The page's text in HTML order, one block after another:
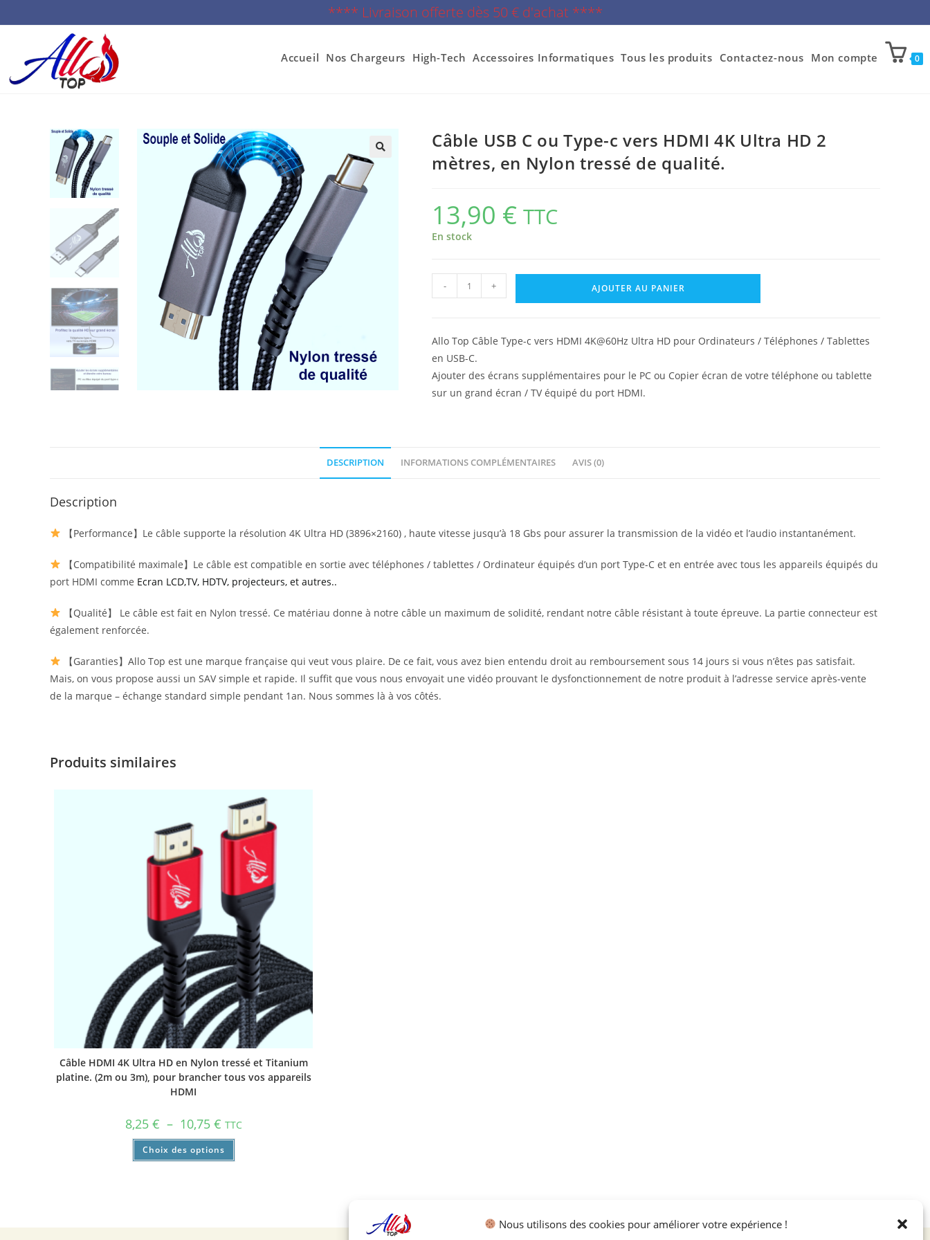
Nous utilisons des cookies pour améliorer votre expérience !
**** Livraison offerte dès 50 € d'achat ****
Accueil Nos Chargeurs High-Tech Accessoires Informatiques Tous les produits Contactez-nous Mon compte 0
Câble USB C ou Type-c vers HDMI 4K Ultra HD 2
mètres, en Nylon tressé de qualité.
13,90 € TTC
En stock
- + AJOUTER AU PANIER
Allo Top Câble Type-c vers HDMI 4K@60Hz Ultra HD pour Ordinateurs / Téléphones / Tablettes
en USB-C.
Ajouter des écrans supplémentaires pour le PC ou Copier écran de votre téléphone ou tablette
sur un grand écran / TV équipé du port HDMI.
DESCRIPTION INFORMATIONS COMPLÉMENTAIRES AVIS (0)
Description
【Performance】Le câble supporte la résolution 4K Ultra HD (3896×2160) , haute vitesse jusqu’à 18 Gbs pour assurer la transmission de la vidéo et l’audio instantanément.
【Compatibilité maximale】Le câble est compatible en sortie avec téléphones / tablettes / Ordinateur équipés d’un port Type-C et en entrée avec tous les appareils équipés du
port HDMI comme Ecran LCD,TV, HDTV, projecteurs, et autres..
【Qualité】 Le câble est fait en Nylon tressé. Ce matériau donne à notre câble un maximum de solidité, rendant notre câble résistant à toute épreuve. La partie connecteur est
également renforcée.
【Garanties】Allo Top est une marque française qui veut vous plaire. De ce fait, vous avez bien entendu droit au remboursement sous 14 jours si vous n’êtes pas satisfait.
Mais, on vous propose aussi un SAV simple et rapide. Il suffit que vous nous envoyait une vidéo prouvant le dysfonctionnement de notre produit à l’adresse service après-vente
de la marque – échange standard simple pendant 1an. Nous sommes là à vos côtés.
Produits similaires
Câble HDMI 4K Ultra HD en Nylon tressé et Titanium
platine. (2m ou 3m), pour brancher tous vos appareils
HDMI
8,25 € – 10,75 € TTC
Choix des options